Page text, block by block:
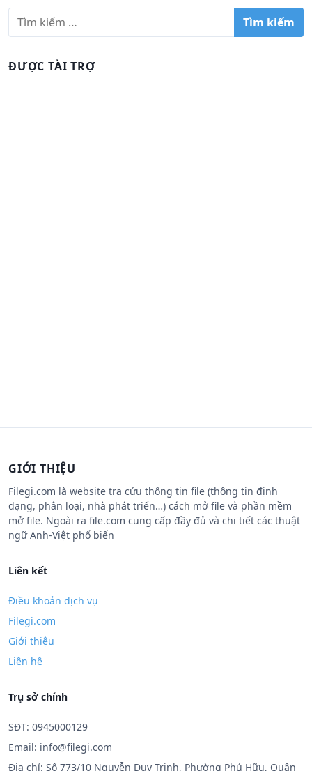
iĐƯỢC TÀI TRỢ
GIỚI THIỆU
Filegi.com là website tra cứu thông tin file (thông tin định
dạng, phân loại, nhà phát triển…) cách mở file và phần mềm
mở file. Ngoài ra file.com cung cấp đầy đủ và chi tiết các thuật
ngữ Anh-Việt phổ biến
Liên kết
Điều khoản dịch vụ
Filegi.com
Giới thiệu
Liên hệ
Trụ sở chính
SĐT: 0945000129
Email: info@filegi.com
Địa chỉ: Số 773/10 Nguyễn Duy Trinh, Phường Phú Hữu, Quận